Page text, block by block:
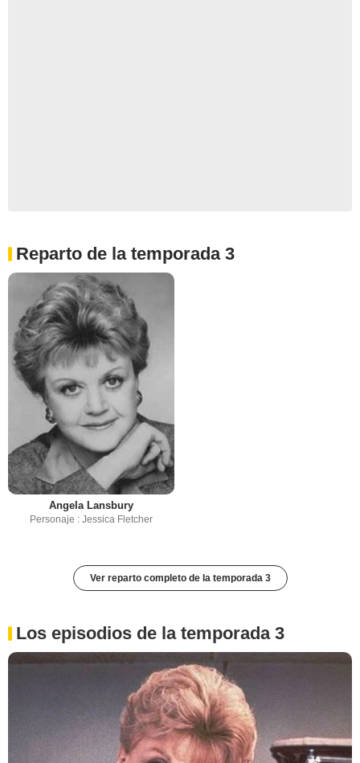
Reparto de la temporada 3
Angela Lansbury
Personaje : Jessica Fletcher
Ver reparto completo de la temporada 3
Los episodios de la temporada 3